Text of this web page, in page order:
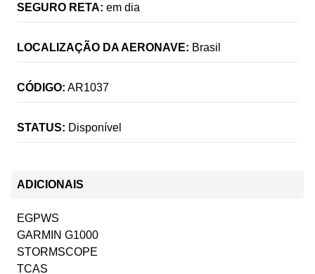
SEGURO RETA: em dia
LOCALIZAÇÃO DA AERONAVE: Brasil
CÓDIGO: AR1037
STATUS: Disponível
ADICIONAIS
EGPWS
GARMIN G1000
STORMSCOPE
TCAS